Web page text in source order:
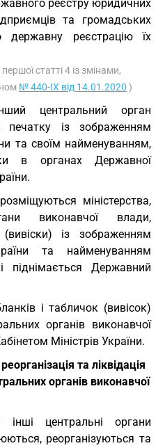
реєстру юридичних
та громадських
реєстрацію їх
статті 4 із змінами,
№ 440-IX від 14.01.2020 )
центральний орган
із зображенням
та своїм найменуванням,
в органах Державної
міністерства,
виконавчої влади,
із зображенням
та найменуванням
піднімається Державний
і табличок (вивісок)
органів виконавчої
Міністрів України.
та ліквідація
органів виконавчої
інші центральні органи
реорганізуються та